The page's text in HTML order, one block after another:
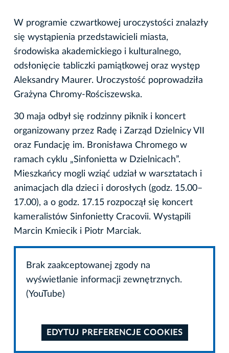
W programie czwartkowej uroczystości znalazły
się wystąpienia przedstawicieli miasta,
środowiska akademickiego i kulturalnego,
odsłonięcie tabliczki pamiątkowej oraz występ
Aleksandry Maurer. Uroczystość poprowadziła
Grażyna Chromy-Rościszewska.
30 maja odbył się rodzinny piknik i koncert
organizowany przez Radę i Zarząd Dzielnicy VII
oraz Fundację im. Bronisława Chromego w
ramach cyklu „Sinfonietta w Dzielnicach”.
Mieszkańcy mogli wziąć udział w warsztatach i
animacjach dla dzieci i dorosłych (godz. 15.00–
17.00), a o godz. 17.15 rozpoczął się koncert
kameralistów Sinfonietty Cracovii. Wystąpili
Marcin Kmiecik i Piotr Marciak.
Brak zaakceptowanej zgody na
wyświetlanie informacji zewnętrznych.
(YouTube)
EDYTUJ PREFERENCJE COOKIES